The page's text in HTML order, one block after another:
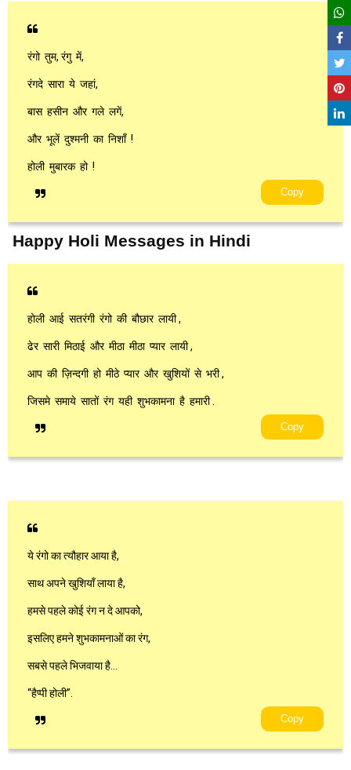
रंगो तुम, रंगु में,
रंगदे सारा ये जहां,
बास हसीन और गले लगें,
और भूलें दुश्मनी का निशाँ !
होली मुबारक हो !
Copy
Happy Holi Messages in Hindi
होली आई सतरंगी रंगो की बौछार लायी ,
ढेर सारी मिठाई और मीठा मीठा प्यार लायी ,
आप की ज़िन्दगी हो मीठे प्यार और खुशियों से भरी ,
जिसमे समाये सातों रंग यही शुभकामना है हमारी .
Copy
ये रंगो का त्यौहार आया है,
साथ अपने खुशियाँ लाया है,
हमसे पहले कोई रंग न दे आपको,
इसलिए हमने शुभकामनाओं का रंग,
सबसे पहले भिजवाया है…
“हैप्पी होली”.
Copy